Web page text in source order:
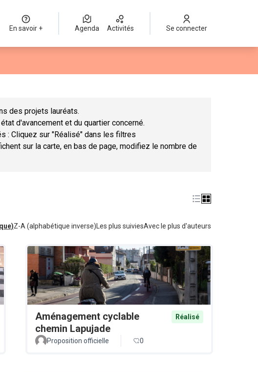
En savoir + Agenda Activités Se connecter
des projets lauréats.
d'avancement et du quartier concerné.
: Cliquez sur "Réalisé" dans les filtres
sur la carte, en bas de page, modifiez le nombre de
Z-A (alphabétique inverse) Les plus suiviesAvec le plus d'auteurs
Aménagement cyclable
chemin Lapujade
Réalisé
Proposition officielle 0